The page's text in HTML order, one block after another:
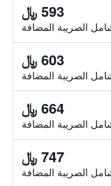
593 ﷼
الصريبة المضافة
603 ﷼
الصريبة المضافة
664 ﷼
الصريبة المضافة
747 ﷼
الصريبة المضافة